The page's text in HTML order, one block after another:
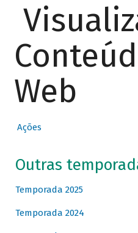
Web
Ações
Outras
Temporada 2025
Temporada 2024